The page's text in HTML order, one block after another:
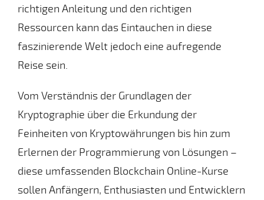
richtigen Anleitung und den richtigen
Ressourcen kann das Eintauchen in diese
faszinierende Welt jedoch eine aufregende
Reise sein.
Vom Verständnis der Grundlagen der
Kryptographie über die Erkundung der
Feinheiten von Kryptowährungen bis hin zum
Erlernen der Programmierung von Lösungen –
diese umfassenden Blockchain Online-Kurse
sollen Anfängern, Enthusiasten und Entwicklern